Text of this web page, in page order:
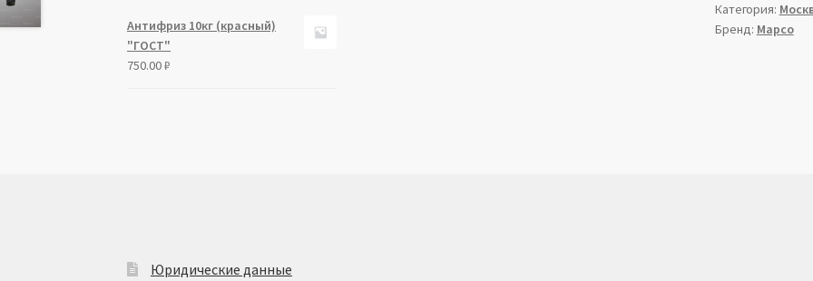
Категория:
Бренд: Mapco
Антифриз 10кг (красный)
"ГОСТ"
750.00₽
Юридические данные